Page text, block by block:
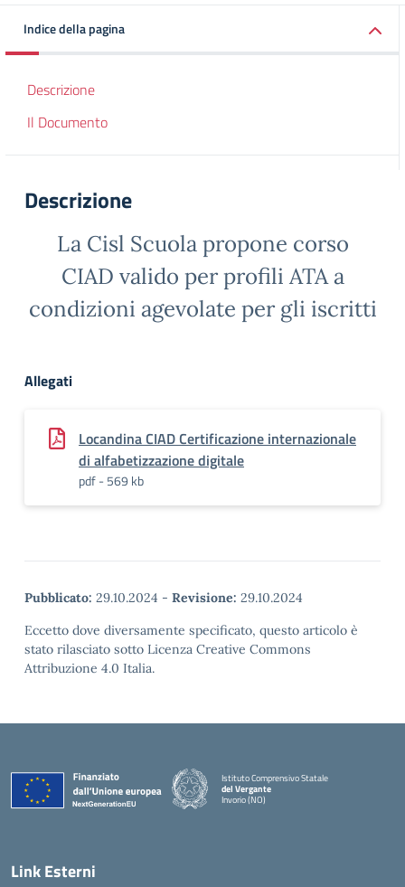
Indice della pagina
Descrizione
Il Documento
Descrizione
La Cisl Scuola propone corso
CIAD valido per profili ATA a
condizioni agevolate per gli iscritti
Allegati
Locandina CIAD Certificazione internazionale
di alfabetizzazione digitale
pdf - 569 kb
Pubblicato: 29.10.2024 - Revisione: 29.10.2024
Eccetto dove diversamente specificato, questo articolo è
stato rilasciato sotto Licenza Creative Commons
Attribuzione 4.0 Italia.
Istituto Comprensivo Statale
del Vergante
Invorio (NO)
Link Esterni